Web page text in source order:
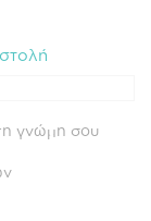
γνώμη σου